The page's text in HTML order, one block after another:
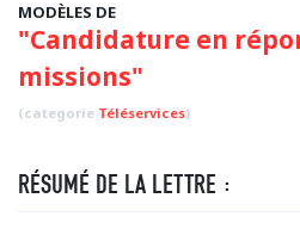
MODÈLES DE
"Candidature en
missions"
(categorie Téléservices)
RÉSUMÉ DE LA LETTRE :